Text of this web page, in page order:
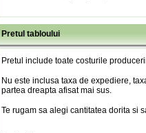
Pretul tabloului
Pretul include toate costurile
Nu este inclusa taxa de expediere,
partea dreapta afisat mai sus.
Te rugam sa alegi cantitatea dorita si